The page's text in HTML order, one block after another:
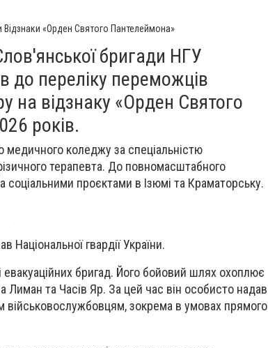
«Орден Святого Пантелеймона»
бригади НГУ
переліку переможців
на відзнаку «Орден Святого
років.
коледжу за спеціальністю
терапевта. До повномасштабного
проєктами в Ізюмі та Краматорську.
гвардії України.
бригад. Його бойовий шлях охоплює
Лиман та Часів Яр. За цей час він особисто надав
зокрема в умовах прямого